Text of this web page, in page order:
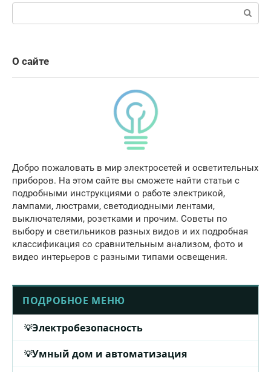
Поиск:
О сайте
Добро пожаловать в мир электросетей и осветительных
приборов. На этом сайте вы сможете найти статьи с
подробными инструкциями о работе электрикой,
лампами, люстрами, светодиодными лентами,
выключателями, розетками и прочим. Советы по
выбору и светильников разных видов и их подробная
классификация со сравнительным анализом, фото и
видео интерьеров с разными типами освещения.
ПОДРОБНОЕ МЕНЮ
Электробезопасность
Умный дом и автоматизация